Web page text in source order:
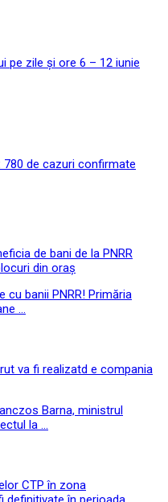
pe zile și ore 6 – 12 iunie
780 de cazuri confirmate
cu banii PNRR! Primăria
...
Barna, ministrul
la ...